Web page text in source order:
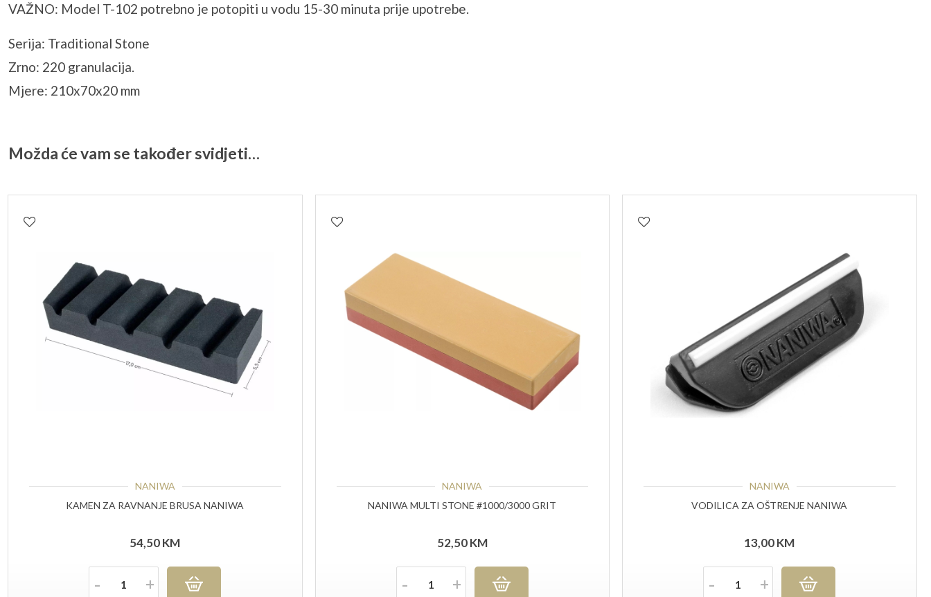
VAŽNO: Model T-102 potrebno je potopiti u vodu 15-30 minuta prije upotrebe.
Serija: Traditional Stone
Zrno: 220 granulacija.
Mjere: 210x70x20 mm
Možda će vam se također svidjeti…
NANIWA
KAMEN ZA RAVNANJE BRUSA NANIWA
54,50KM
Količina
NANIWA
NANIWA MULTI STONE #1000/3000 GRIT
52,50KM
Količina
NANIWA
VODILICA ZA OŠTRENJE NANIWA
13,00KM
Količina